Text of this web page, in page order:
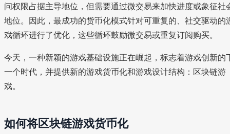
问权限占据主导地位，但需要通过微交易来加快进度或象征社
地位。因此，最成功的货币化模式针对可重复的、社交驱动的
戏循环进行了优化，这些循环鼓励微交易或重复订阅购买。
今天，一种新颖的游戏基础设施正在崛起，标志着游戏创新的
一个时代，并提供新的游戏货币化和游戏设计结构：区块链游
戏。
如何将区块链游戏货币化